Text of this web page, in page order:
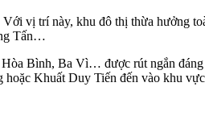
vị trí này, khu đô thị thừa hưởng
Tấn…
Bình, Ba Vì… được rút ngắn
Khuất Duy Tiến đến vào khu